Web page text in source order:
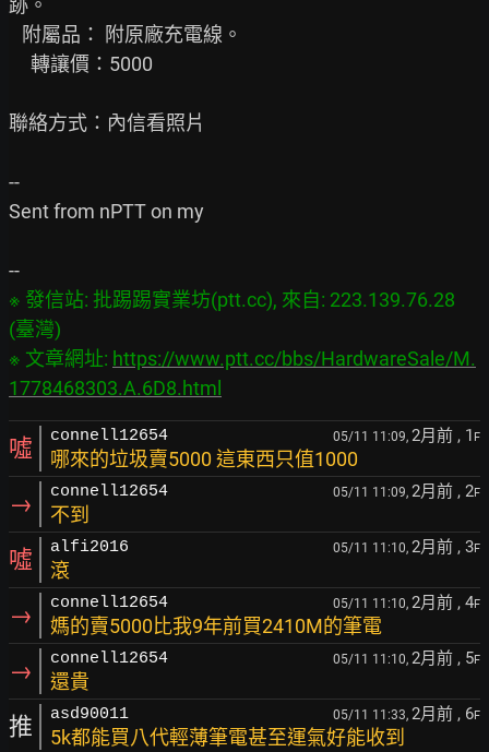
跡。
聯絡方式：內信看照片
--
Sent from nPTT on my
※ 發信站: 批踢踢實業坊(ptt.cc), 來自: 223.139.76.28
(臺灣)
※ 文章網址: https://www.ptt.cc/bbs/HardwareSale/M.
1778468303.A.6D8.html
噓 connell12654 05/11 11:09, 2月前 , 1 F
哪來的垃圾賣5000 這東西只值1000
→ connell12654 05/11 11:09, 2月前 , 2F
不到
噓 alfi2016 05/11 11:10, 2月前 , 3F
滾
→ connell12654 05/11 11:10, 2月前 , 4F
媽的賣5000比我9年前買2410M的筆電
→ connell12654 05/11 11:10, 2月前 , 5F
還貴
推 asd90011 05/11 11:33, 2月前 , 6F
5k都能買八代輕薄筆電甚至運氣好能收到